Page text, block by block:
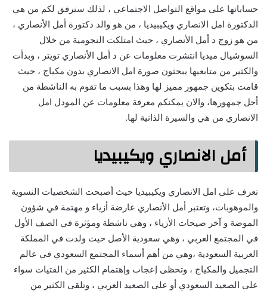
حساباتها على مواقع التواصل الاجتماعي ، لذلك سنرفق لكم من هي
الدكتورة امل الانصاري ويكيبيديا ، من هو والد دكتورة أمل الأنصاري ،
من هو زوج د أمل الأنصاري ، حيث امتلكت النجومية من خلال
السوشيال ميديا انتشرت معلومات عن د أمل الأنصاري تويتر ، وبدأت
والكثير من متابعيها يبحثون صورة امل الانصاري بدون مكياج ، حيث
قامت بتكوين جمهور مميز لها وهذا بسبب ما تقوم به الناشطة من
أجل جمهورها، والان يمكنكم معرفة معلومات عن المودل امل
الانصاري من هي والسيرة الذاتية لها.
أمل الانصاري ويكيبيديا
تعرف على امل الانصاري ويكيبيديا حيث أصبحت الشخصيات النسوية
والموهوبات، وتعتبر أمل الأنصاري عارضة أزياء و مهتمة في شؤون
الموضة و آخر صيحات الأزياء ، وهي ناشطة ومؤثرة في الصف الأول
في المجتمع العربي ، وهي سعودية الأصل حيث ولدت في المملكة
العربية السعودية ،وهي من أهم أسماء المجتمع السعودي في عالم
التجميل والمكياج ، وتحظى إعجاب وإهتمام الكثير من الفتيات سواء
على الصعيد السعودي أو على الصعيد العربي ، وتلقى الكثير من